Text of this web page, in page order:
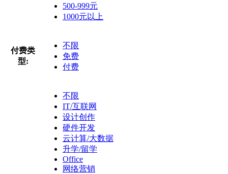
500-999元
1000元以上
付费类
型:
不限
免费
付费
不限
IT/互联网
设计创作
硬件开发
云计算/大数据
升学/留学
Office
网络营销